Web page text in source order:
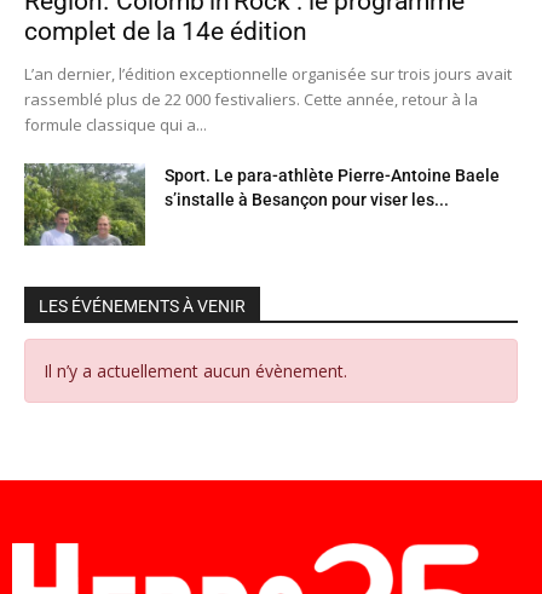
complet de la 14e édition
L’an dernier, l’édition exceptionnelle organisée sur trois jours avait
rassemblé plus de 22 000 festivaliers. Cette année, retour à la
formule classique qui a...
Sport. Le para-athlète Pierre-Antoine Baele
s’installe à Besançon pour viser les...
LES ÉVÉNEMENTS À VENIR
Il n’y a actuellement aucun évènement.